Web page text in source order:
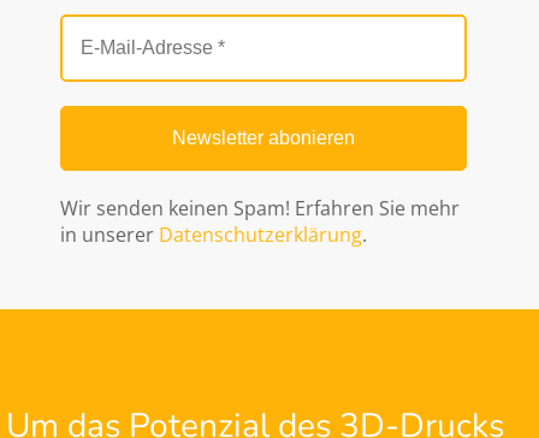
Wir senden keinen Spam! Erfahren Sie mehr
in unserer Datenschutzerklärung.
Um das Potenzial des 3D-Drucks